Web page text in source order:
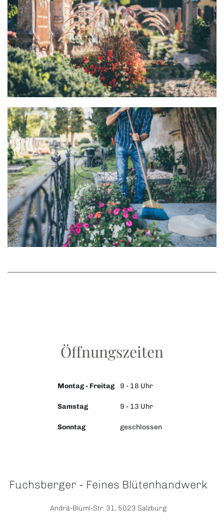
Öffnungszeiten
Montag - Freitag 9 - 18 Uhr
Samstag 9 - 13 Uhr
Sonntag geschlossen
Kontakdaten
Fuchsberger - Feines Blütenhandwerk
Andrä-Blüml-Str. 31, 5023 Salzburg